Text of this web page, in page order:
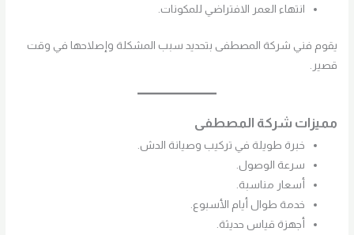
انتهاء العمر الافتراضي للمكونات.
يقوم فني شركة المصطفى بتحديد سبب المشكلة وإصلاحها في وقت
قصير.
مميزات شركة المصطفى
خبرة طويلة في تركيب وصيانة الدش.
سرعة الوصول.
أسعار مناسبة.
خدمة طوال أيام الأسبوع.
أجهزة قياس حديثة.